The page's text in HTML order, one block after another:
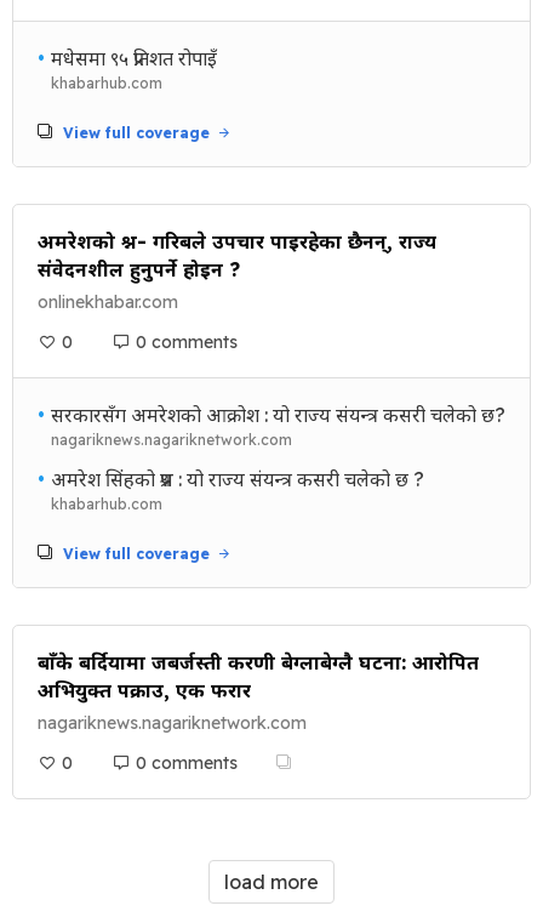
• मधेसमा ९५ प्रतिशत रोपाइँ
khabarhub.com
View full coverage
अमरेशको प्रश्न- गरिबले उपचार पाइरहेका छैनन्, राज्य
संवेदनशील हुनुपर्ने होइन ?
onlinekhabar.com
0
0 comments
• सरकारसँग अमरेशको आक्रोश : यो राज्य संयन्त्र कसरी चलेको छ?
nagariknews.nagariknetwork.com
• अमरेश सिंहको प्रश्न : यो राज्य संयन्त्र कसरी चलेको छ ?
khabarhub.com
View full coverage
बाँके बर्दियामा जबर्जस्ती करणी बेग्लाबेग्लै घटना: आरोपित
अभियुक्त पक्राउ, एक फरार
nagariknews.nagariknetwork.com
0
0 comments
load more